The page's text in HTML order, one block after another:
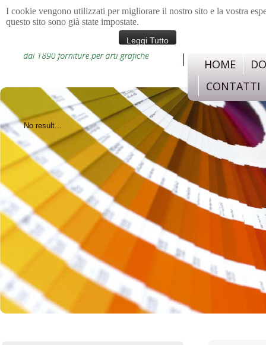
I cookie vengono utilizzati per migliorare il nostro sito e la vostra
questo sito sono già state impostate.
Leggi Tutto
HOME
CONTATTI
No result...